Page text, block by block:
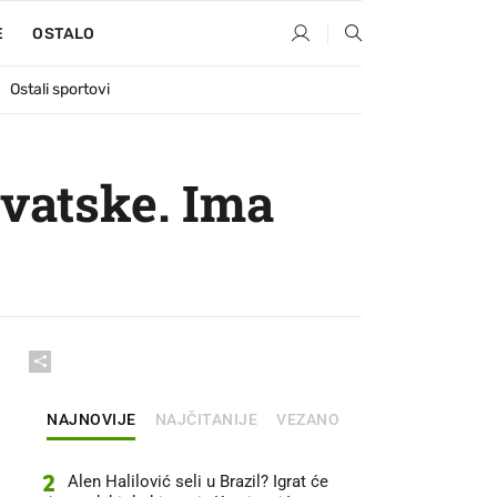
OSTALO
Ostali sportovi
Ima
NAJNOVIJE NAJČITANIJE VEZANO
2
Alen Halilović seli u Brazil? Igrat će